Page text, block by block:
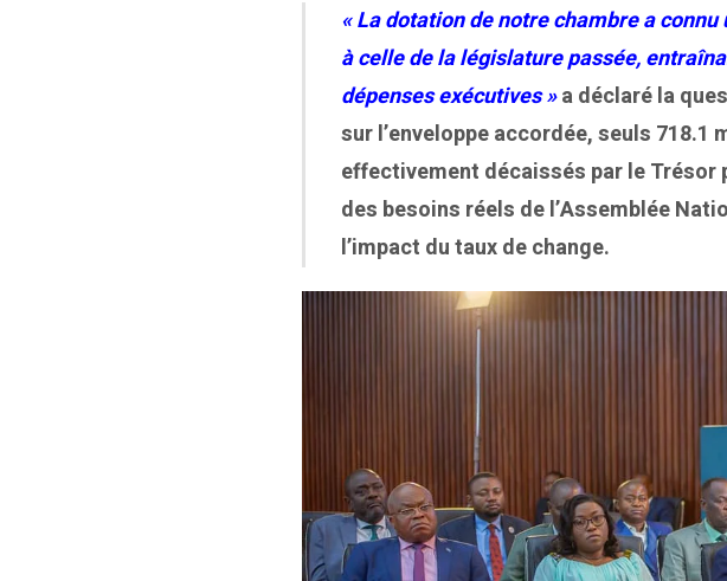
« La dotation de notre chambre a
à celle de la législature passée,
dépenses exécutives »a déclaré la
sur l’enveloppe accordée, seuls
effectivement décaissés par le Trésor
des besoins réels de l’Assemblée
l’impact du taux de change.